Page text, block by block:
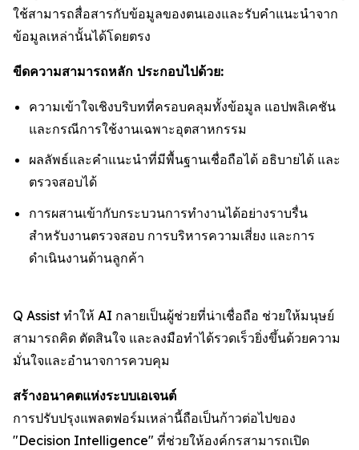
ใช้สามารถสื่อสารกับข้อมูลของตนเองและรับคำแนะนำจาก
ข้อมูลเหล่านั้นได้โดยตรง
ขีดความสามารถหลัก ประกอบไปด้วย:
ความเข้าใจเชิงบริบทที่ครอบคลุมทั้งข้อมูล แอปพลิเคชัน
และกรณีการใช้งานเฉพาะอุตสาหกรรม
ผลลัพธ์และคำแนะนำที่มีพื้นฐานเชื่อถือได้ อธิบายได้ และ
ตรวจสอบได้
การผสานเข้ากับกระบวนการทำงานได้อย่างราบรื่น
สำหรับงานตรวจสอบ การบริหารความเสี่ยง และการ
ดำเนินงานด้านลูกค้า
Q Assist ทำให้ AI กลายเป็นผู้ช่วยที่น่าเชื่อถือ ช่วยให้มนุษย์
สามารถคิด ตัดสินใจ และลงมือทำได้รวดเร็วยิ่งขึ้นด้วยความ
มั่นใจและอำนาจการควบคุม
สร้างอนาคตแห่งระบบเอเจนต์
การปรับปรุงแพลตฟอร์มเหล่านี้ถือเป็นก้าวต่อไปของ
"Decision Intelligence" ที่ช่วยให้องค์กรสามารถเปิด